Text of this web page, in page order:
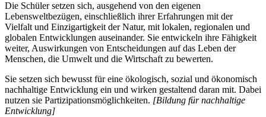
Die Schüler setzen sich, ausgehend von den eigenen
Lebensweltbezügen, einschließlich ihrer Erfahrungen mit der
Vielfalt und Einzigartigkeit der Natur, mit lokalen, regionalen und
globalen Entwicklungen auseinander. Sie entwickeln ihre Fähigkeit
weiter, Auswirkungen von Entscheidungen auf das Leben der
Menschen, die Umwelt und die Wirtschaft zu bewerten.
Sie setzen sich bewusst für eine ökologisch, sozial und ökonomisch
nachhaltige Entwicklung ein und wirken gestaltend daran mit. Dabei
nutzen sie Partizipationsmöglichkeiten. [Bildung für nachhaltige
Entwicklung]